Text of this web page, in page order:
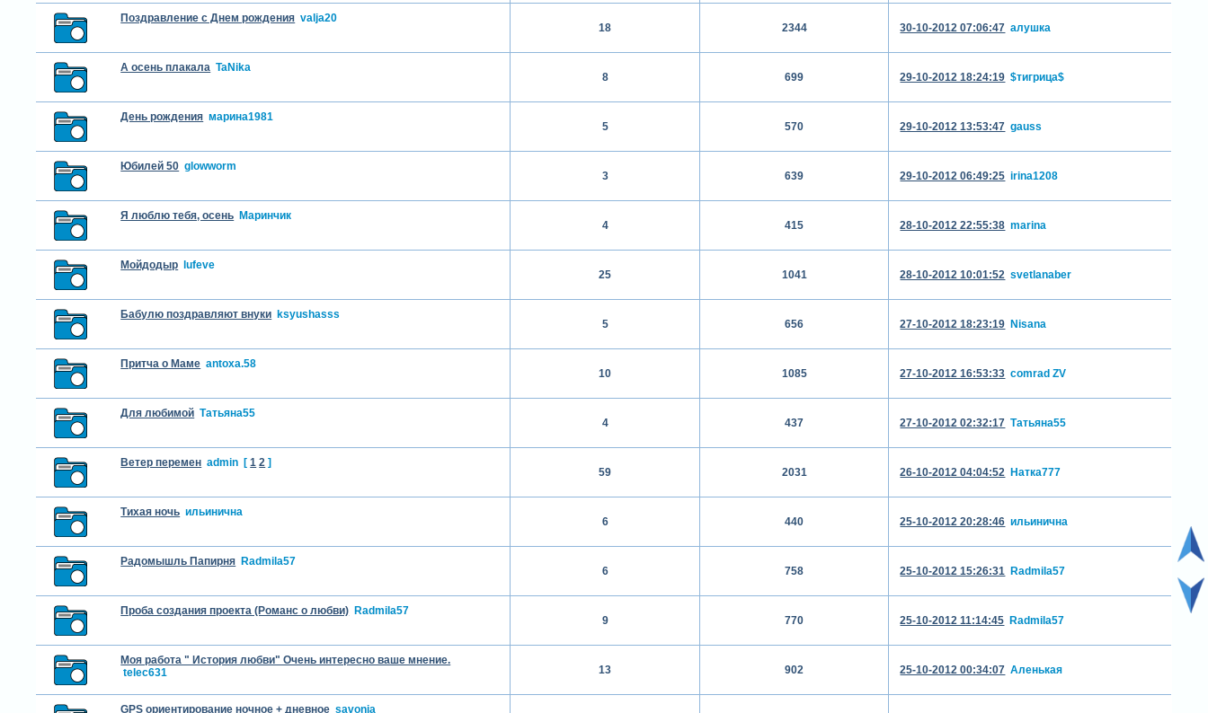
Поздравление с Днем рождения valja20
18 2344 30-10-2012 07:06:47 алушка
А осень плакала TaNika
8 699 29-10-2012 18:24:19 $тигрица$
День рождения марина1981
5 570 29-10-2012 13:53:47 gauss
Юбилей 50 glowworm
3 639 29-10-2012 06:49:25 irina1208
Я люблю тебя, осень Маринчик
4 415 28-10-2012 22:55:38 marina
Мойдодыр lufeve
25 1041 28-10-2012 10:01:52 svetlanaber
Бабулю поздравляют внуки ksyushasss
5 656 27-10-2012 18:23:19 Nisana
Притча о Маме antoxa.58
10 1085 27-10-2012 16:53:33 comrad ZV
Для любимой Татьяна55
4 437 27-10-2012 02:32:17 Татьяна55
Ветер перемен admin [ 1 2 ]
59 2031 26-10-2012 04:04:52 Натка777
Тихая ночь ильинична
6 440 25-10-2012 20:28:46 ильинична
Радомышль Папирня Radmila57
6 758 25-10-2012 15:26:31 Radmila57
Проба создания проекта (Романс о любви) Radmila57
9 770 25-10-2012 11:14:45 Radmila57
Моя работа " История любви" Очень интересно ваше мнение.
telec631
13 902 25-10-2012 00:34:07 Аленькая
GPS ориентирование ночное + дневное savonja